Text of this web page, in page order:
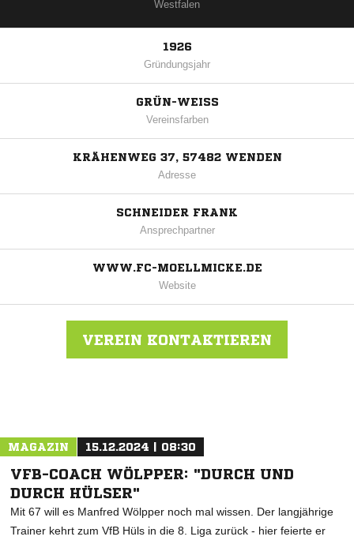
Westfalen
1926
Gründungsjahr
GRÜN-WEISS
Vereinsfarben
KRÄHENWEG 37, 57482 WENDEN
Adresse
SCHNEIDER FRANK
Ansprechpartner
WWW.FC-MOELLMICKE.DE
Website
VEREIN KONTAKTIEREN
MAGAZIN 15.12.2024 | 08:30
VFB-COACH WÖLPPER: "DURCH UND
DURCH HÜLSER"
Mit 67 will es Manfred Wölpper noch mal wissen. Der langjährige
Trainer kehrt zum VfB Hüls in die 8. Liga zurück - hier feierte er